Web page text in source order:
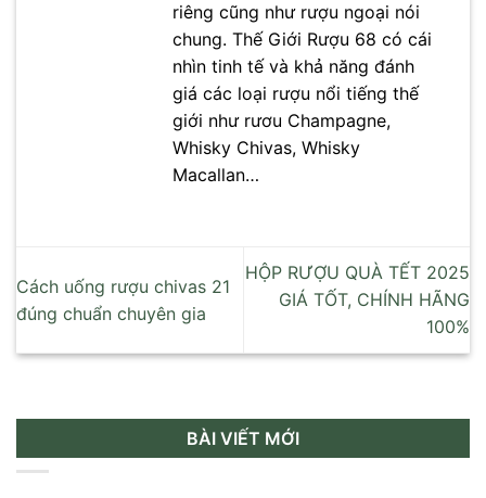
riêng cũng như rượu ngoại nói
chung. Thế Giới Rượu 68 có cái
nhìn tinh tế và khả năng đánh
giá các loại rượu nổi tiếng thế
giới như rươu Champagne,
Whisky Chivas, Whisky
Macallan…
Cách uống rượu chivas 21
đúng chuẩn chuyên gia
HỘP RƯỢU QUÀ TẾT 2025
GIÁ TỐT, CHÍNH HÃNG
100%
BÀI VIẾT MỚI